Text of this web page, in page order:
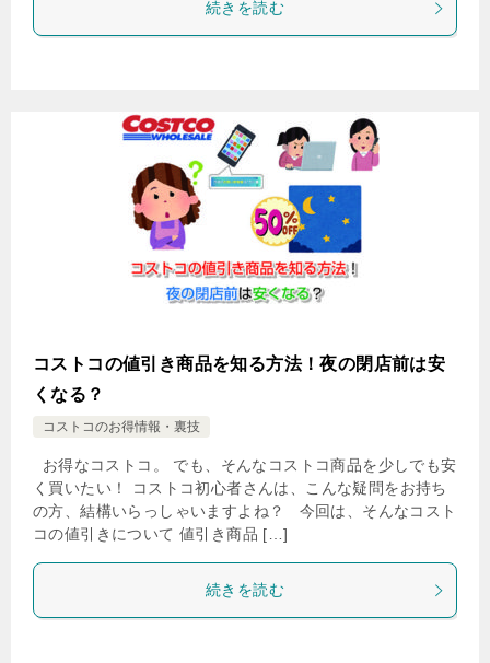
続きを読む
コストコの値引き商品を知る方法！夜の閉店前は安
くなる？
コストコのお得情報・裏技
お得なコストコ。 でも、そんなコストコ商品を少しでも安
く買いたい！ コストコ初心者さんは、こんな疑問をお持ち
の方、結構いらっしゃいますよね？ 今回は、そんなコスト
コの値引きについて 値引き商品 […]
続きを読む